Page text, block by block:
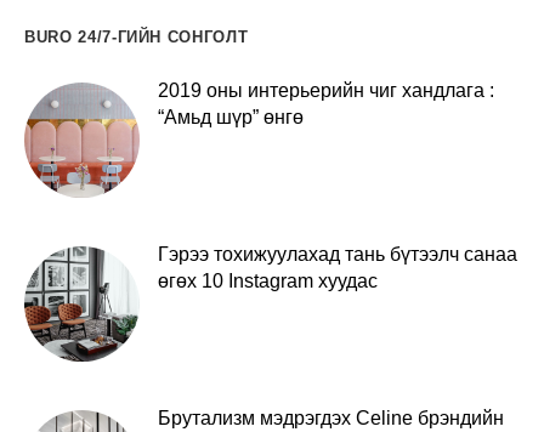
BURO 24/7-ГИЙН СОНГОЛТ
2019 оны интерьерийн чиг хандлага :
“Амьд шүр” өнгө
Гэрээ тохижуулахад тань бүтээлч санаа
өгөх 10 Instagram хуудас
Брутализм мэдрэгдэх Celine брэндийн